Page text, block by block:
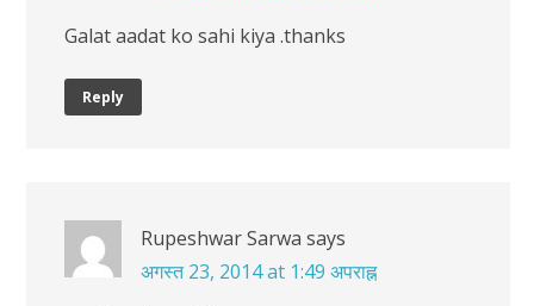
Galat aadat ko sahi kiya .thanks
Reply
Rupeshwar Sarwa says
अगस्त 23, 2014 at 1:49 अपराह्न